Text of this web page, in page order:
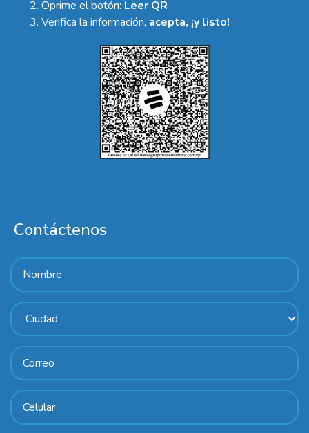
Oprime el botón: Leer QR
Verifica la información, acepta, ¡y listo!
Contáctenos